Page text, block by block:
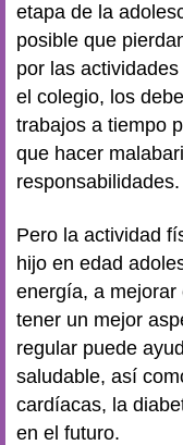
etapa de la
posible que
por las
el colegio, los
trabajos a tiempo
que hacer
responsabilidades.
Pero la actividad
hijo en edad
energía, a
tener un mejor
regular puede
saludable, así
cardíacas, la
en el futuro.